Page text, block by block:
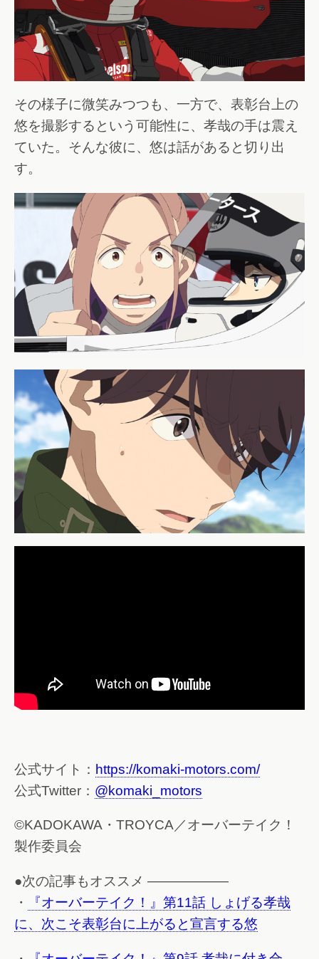
その様子に微笑みつつも、一方で、表彰台上の
悠を撮影するという可能性に、孝哉の手は震え
ていた。そんな彼に、悠は話があると切り出
す。
公式サイト： https://komaki-motors.com/
公式Twitter： @komaki_motors
©KADOKAWA・TROYCA／オーバーテイク！
製作委員会
●次の記事もオススメ ——————
・
『オーバーテイク！』第11話 しょげる孝哉
に、次こそ表彰台に上がると宣言する悠